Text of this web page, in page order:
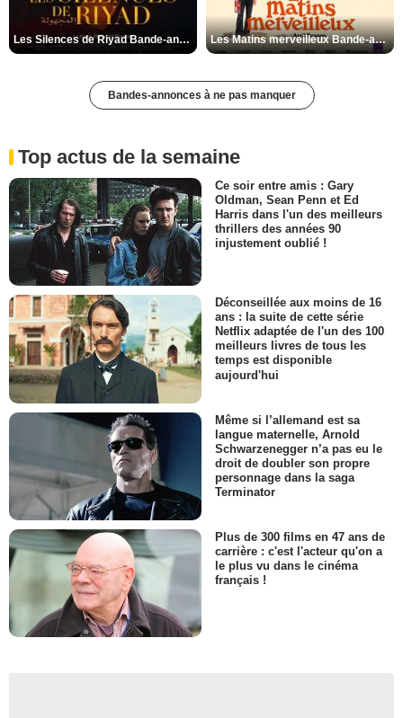
Les Silences de Riyad Bande-annonce VO STFR Les Matins merveilleux Bande-annonce VF
Bandes-annonces à ne pas manquer
Top actus de la semaine
Ce soir entre amis : Gary
Oldman, Sean Penn et Ed
Harris dans l'un des meilleurs
thrillers des années 90
injustement oublié !
Déconseillée aux moins de 16
ans : la suite de cette série
Netflix adaptée de l'un des 100
meilleurs livres de tous les
temps est disponible
aujourd'hui
Même si l’allemand est sa
langue maternelle, Arnold
Schwarzenegger n’a pas eu le
droit de doubler son propre
personnage dans la saga
Terminator
Plus de 300 films en 47 ans de
carrière : c'est l'acteur qu'on a
le plus vu dans le cinéma
français !